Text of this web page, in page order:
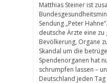
Matthias Steiner ist
Sendung „Peter
deutsche Ärzte eine
Bevölkerung, Organe
Skandal um die
Spendenorganen hat
schrumpfen lassen –
Deutschland jeden